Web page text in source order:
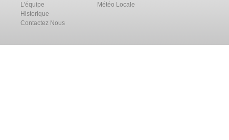
L'équipe
Historique
Contactez Nous
Météo Locale